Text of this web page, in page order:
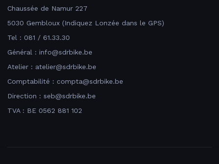
Chaussée de Namur 227
5030 Gembloux (Indiquez Lonzée dans le GPS)
Tel : 081 / 61.33.30
Général : info@sdrbike.be
Atelier : atelier@sdrbike.be
Comptabilité : compta@sdrbike.be
Direction : seb@sdrbike.be
TVA : BE 0562 881 102